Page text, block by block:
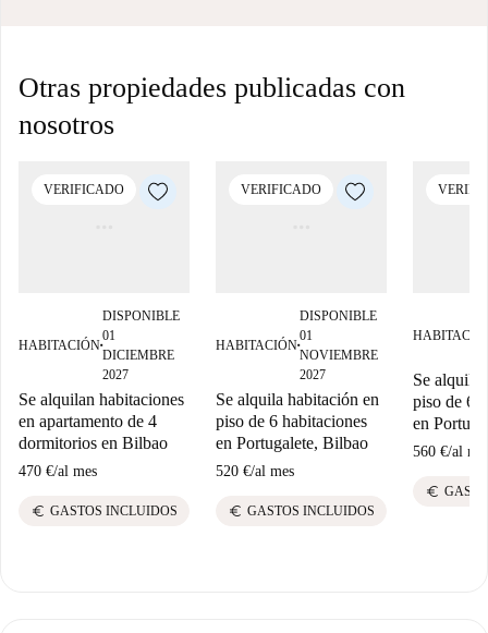
Otras propiedades publicadas con
nosotros
VERIFICADO
HABITACIÓN■
DISPONIBLE
01
DICIEMBRE
2027
Se alquilan habitaciones
en apartamento de 4
dormitorios en Bilbao
470 €/al mes
euro GASTOS INCLUIDOS
VERIFICADO
HABITACIÓN■
DISPONIBLE
01
NOVIEMBRE
2027
Se alquila habitación en
piso de 6 habitaciones
en Portugalete, Bilbao
520 €/al mes
euro GASTOS INCLUIDOS
Se alquila
piso de 6
en
560 €/al
euro